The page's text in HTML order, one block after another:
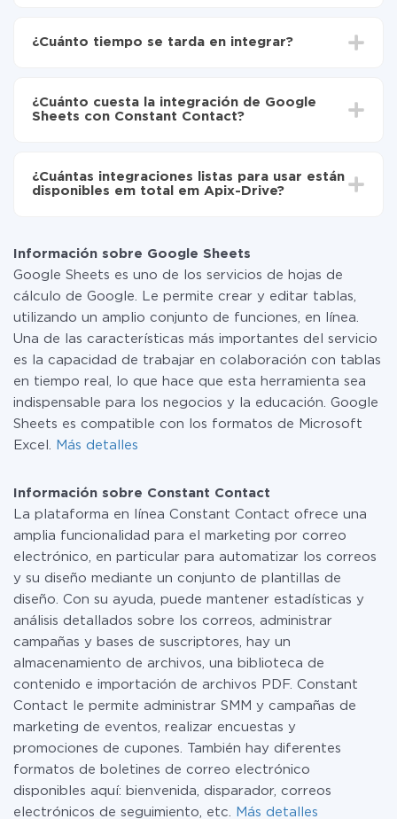
Elija qué datos transferir de Google Sheets a
Ahora los datos se transferirán automáticamente
de Google Sheets a Constant Contact
¿Cuánto tiempo se tarda en integrar?
oscilar entre 5 y 30 minutos. En promedio, la
configuración tarda entre 10 y 15 minutos.
¿Cuánto cuesta la integración de Google
Sheets con Constant Contact?
tarifas. Usted solo paga por la cantidad de datos que
realmente se transfieren de uno de sus sistemas a otro
manera segura un plan de tarifa gratuita o cambiar a
uno de pago, si es necesario. Más detalles sobre
tarifas.
¿Cuántas integraciones listas para usar están
disponibles em total em Apix-Drive?
Contact
Información sobre Google Sheets
Google Sheets es uno de los servicios de hojas de
cálculo de Google. Le permite crear y editar tablas,
utilizando un amplio conjunto de funciones, en línea.
Una de las características más importantes del servicio
es la capacidad de trabajar en colaboración con tablas
en tiempo real, lo que hace que esta herramienta sea
indispensable para los negocios y la educación. Google
Sheets es compatible con los formatos de Microsoft
Excel.
Más detalles
Información sobre Constant Contact
La plataforma en línea Constant Contact ofrece una
amplia funcionalidad para el marketing por correo
electrónico, en particular para automatizar los correos
y su diseño mediante un conjunto de plantillas de
diseño. Con su ayuda, puede mantener estadísticas y
análisis detallados sobre los correos, administrar
campañas y bases de suscriptores, hay un
almacenamiento de archivos, una biblioteca de
contenido e importación de archivos PDF. Constant
Contact le permite administrar SMM y campañas de
marketing de eventos, realizar encuestas y
promociones de cupones. También hay diferentes
formatos de boletines de correo electrónico
disponibles aquí: bienvenida, disparador, correos
electrónicos de seguimiento, etc.
Más detalles